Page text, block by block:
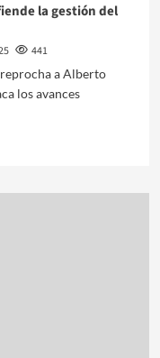
la gestión del
441
a Alberto
los avances